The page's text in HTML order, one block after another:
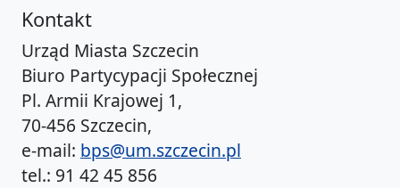
Kontakt
Urząd Miasta Szczecin
Biuro Partycypacji Społecznej
Pl. Armii Krajowej 1,
70-456 Szczecin,
e-mail: bps@um.szczecin.pl
tel.: 91 42 45 856